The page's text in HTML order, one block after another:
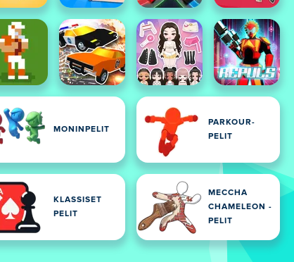
MONINPELIT
PARKOUR-
PELIT
KLASSISET
PELIT
MECCHA
CHAMELEON -
PELIT